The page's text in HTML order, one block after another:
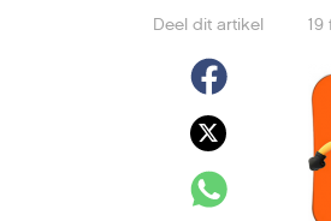
Deel dit artikel 19